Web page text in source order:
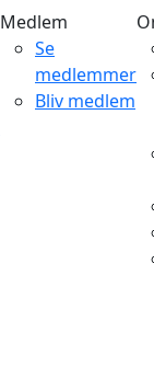
Medlem
Se
medlemmer
Bliv medlem